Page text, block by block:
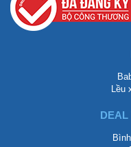
Lều
DEAL